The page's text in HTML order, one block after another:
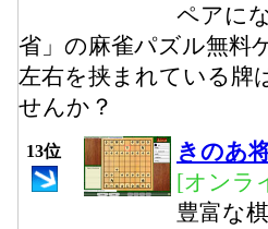
ペアに
省」の麻雀パズル無料
左右を挟まれている牌
せんか？
13位
きのあ
[オンラ
豊富な